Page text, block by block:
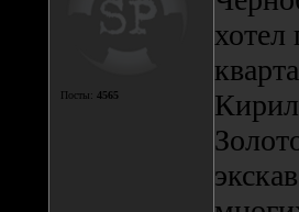
Посты: 4565